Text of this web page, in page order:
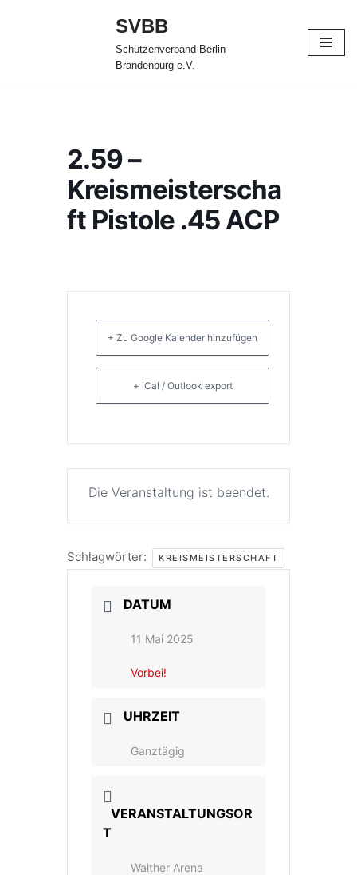
SVBB
Schützenverband Berlin-
Brandenburg e.V.
2.59 –
Kreismeisterscha
ft Pistole .45 ACP
+ Zu Google Kalender hinzufügen
+ iCal / Outlook export
Die Veranstaltung ist beendet.
Schlagwörter: KREISMEISTERSCHAFT
DATUM
11 Mai 2025
Vorbei!
UHRZEIT
Ganztägig
VERANSTALTUNGSOR
T
Walther Arena